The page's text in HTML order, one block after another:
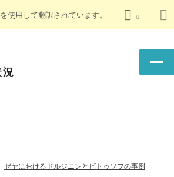
使用して翻訳されています。
況
ゼヤにおけるドルジニンとビトゥソフの事例